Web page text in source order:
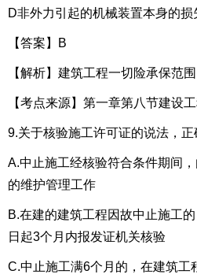
D非外力引起的机械装置本身的损
【答案】B
【解析】建筑工程一切险承保范
【考点来源】第一章第八节建设
9.关于核验施工许可证的说法，正
A.中止施工经核验符合条件期间
的维护管理工作
B.在建的建筑工程因故中止施工
日起3个月内报发证机关核验
C.中止施工满6个月的，在建筑工